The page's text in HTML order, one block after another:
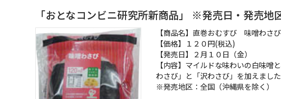
「おとなコンビニ研究所新商品」 ※発売日・発売地
【商品名】直巻おむすび 味噌わさび
【価格】１２０円(税込)
【発売日】２月１０日（金）
【内容】マイルドな味わいの白味
わさび」と「沢わさび」を加えました
※発売地区：全国（沖縄県を除く）